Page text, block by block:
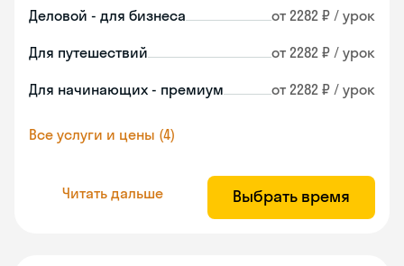
Деловой - для бизнеса от 2282 ₽ / урок
Для путешествий от 2282 ₽ / урок
Для начинающих - премиум от 2282 ₽ / урок
Все услуги и цены (4)
Читать дальше Выбрать время